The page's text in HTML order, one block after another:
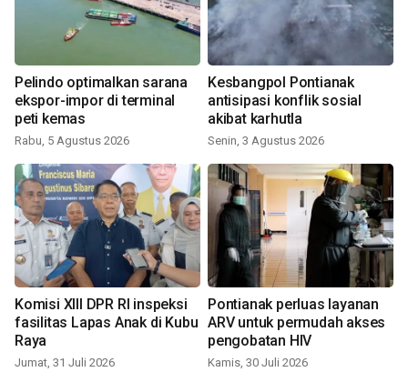
Pelindo optimalkan sarana
ekspor-impor di terminal
peti kemas
Rabu, 5 Agustus 2026
Kesbangpol Pontianak
antisipasi konflik sosial
akibat karhutla
Senin, 3 Agustus 2026
Komisi XIII DPR RI inspeksi
fasilitas Lapas Anak di Kubu
Raya
Jumat, 31 Juli 2026
Pontianak perluas layanan
ARV untuk permudah akses
pengobatan HIV
Kamis, 30 Juli 2026